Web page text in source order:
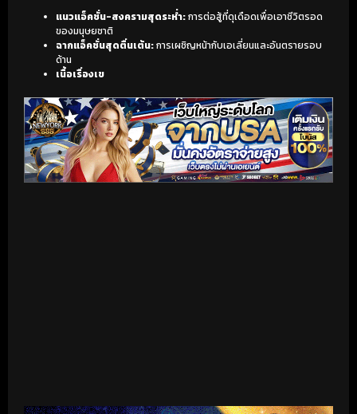
แนวแอ็คชั่น-สงครามสุดระห่ำ:การต่อสู้ที่ดุเดือดเพื่อเอาชีวิตรอด
ของมนุษยชาติ
ฉากแอ็คชั่นสุดตื่นเต้น:การเผชิญหน้ากับเอเลี่ยนและอันตรายรอบ
ด้าน
เนื้อเรื่องเข